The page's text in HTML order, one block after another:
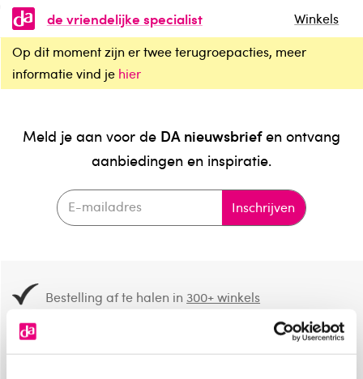
de vriendelijke specialist
Winkels
Op dit moment zijn er twee terugroepacties, meer
informatie vind je hier
Meld je aan voor de DA nieuwsbriefen ontvang
aanbiedingen en inspiratie.
Inschrijven
Bestelling af te halen in300+ winkels